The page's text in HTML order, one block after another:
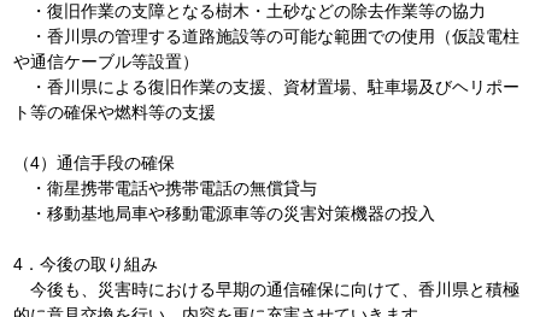
・復旧作業の支障となる樹木・土砂などの除去作業等の協力
・香川県の管理する道路施設等の可能な範囲での使用（仮設電柱
や通信ケーブル等設置）
・香川県による復旧作業の支援、資材置場、駐車場及びヘリポー
ト等の確保や燃料等の支援
（4）通信手段の確保
・衛星携帯電話や携帯電話の無償貸与
・移動基地局車や移動電源車等の災害対策機器の投入
4．今後の取り組み
今後も、災害時における早期の通信確保に向けて、香川県と積極